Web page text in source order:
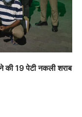
की 19 पेटी नकली शराब